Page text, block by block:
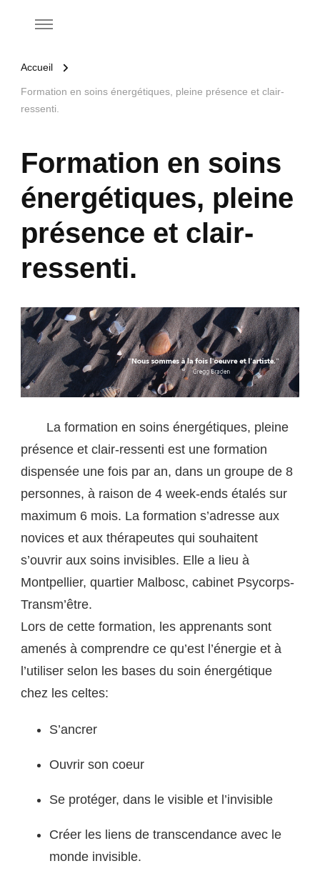
Accueil
Formation en soins énergétiques, pleine présence et clair-
ressenti.
Formation en soins
énergétiques, pleine
présence et clair-
ressenti.
La formation en soins énergétiques, pleine
présence et clair-ressenti est une formation
dispensée une fois par an, dans un groupe de 8
personnes, à raison de 4 week-ends étalés sur
maximum 6 mois. La formation s’adresse aux
novices et aux thérapeutes qui souhaitent
s’ouvrir aux soins invisibles. Elle a lieu à
Montpellier, quartier Malbosc, cabinet Psycorps-
Transm’être.
Lors de cette formation, les apprenants sont
amenés à comprendre ce qu’est l’énergie et à
l’utiliser selon les bases du soin énergétique
chez les celtes:
S’ancrer
Ouvrir son coeur
Se protéger, dans le visible et l’invisible
Créer les liens de transcendance avec le
monde invisible.